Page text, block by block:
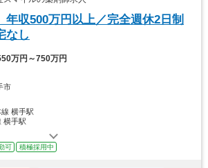
年収500万円以上／完全週休2日制
なし
万円～750万円
市
線 横手駅
横手駅
可 積極採用中